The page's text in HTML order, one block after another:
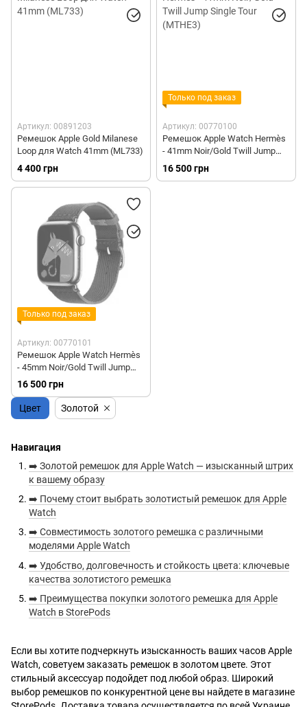
Артикул: 00891203
Ремешок Apple Gold Milanese
Loop для Watch 41mm (ML733)
4 400 грн
Только под заказ
Артикул: 00770100
Ремешок Apple Watch Hermès
- 41mm Noir/Gold Twill Jump
Single Tour (MTHE3)
16 500 грн
Только под заказ
Артикул: 00770101
Ремешок Apple Watch Hermès
- 45mm Noir/Gold Twill Jump
Single Tour (MTHH3)
16 500 грн
Навигация
➡️ Золотой ремешок для Apple Watch — изысканный штрих
к вашему образу
➡️ Почему стоит выбрать золотистый ремешок для Apple
Watch
➡️ Совместимость золотого ремешка с различными
моделями Apple Watch
➡️ Удобство, долговечность и стойкость цвета: ключевые
качества золотистого ремешка
➡️ Преимущества покупки золотого ремешка для Apple
Watch в StorePods
Если вы хотите подчеркнуть изысканность ваших часов Apple
Watch, советуем заказать ремешок в золотом цвете. Этот
стильный аксессуар подойдет под любой образ. Широкий
выбор ремешков по конкурентной цене вы найдете в магазине
Цвет Золотой